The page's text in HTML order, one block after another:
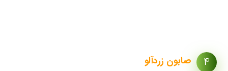
4 صابون زردآلو